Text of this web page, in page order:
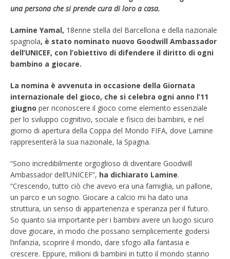
una persona che si prende cura di loro a casa.
Lamine Yamal, 18enne stella del Barcellona e della nazionale
spagnola, è stato nominato nuovo Goodwill Ambassador
dell’UNICEF, con l’obiettivo di difendere il diritto di ogni
bambino a giocare.
La nomina è avvenuta in occasione della Giornata
internazionale del gioco, che si celebra ogni anno l’11
giugno per riconoscere il gioco come elemento essenziale
per lo sviluppo cognitivo, sociale e fisico dei bambini, e nel
giorno di apertura della Coppa del Mondo FIFA, dove Lamine
rappresenterà la sua nazionale, la Spagna.
“Sono incredibilmente orgoglioso di diventare Goodwill
Ambassador dell’UNICEF”, ha dichiarato Lamine.
“Crescendo, tutto ciò che avevo era una famiglia, un pallone,
un parco e un sogno. Giocare a calcio mi ha dato una
struttura, un senso di appartenenza e speranza per il futuro.
So quanto sia importante per i bambini avere un luogo sicuro
dove giocare, in modo che possano semplicemente godersi
l’infanzia, scoprire il mondo, dare sfogo alla fantasia e
crescere. Eppure, milioni di bambini in tutto il mondo stanno